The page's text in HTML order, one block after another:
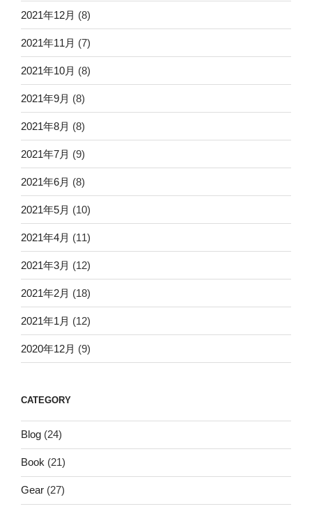
2021年12月 (8)
2021年11月 (7)
2021年10月 (8)
2021年9月 (8)
2021年8月 (8)
2021年7月 (9)
2021年6月 (8)
2021年5月 (10)
2021年4月 (11)
2021年3月 (12)
2021年2月 (18)
2021年1月 (12)
2020年12月 (9)
CATEGORY
Blog (24)
Book (21)
Gear (27)